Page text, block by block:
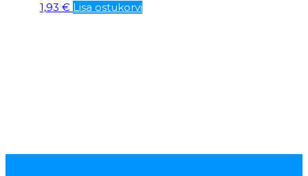
1,93 € Lisa ostukorvi